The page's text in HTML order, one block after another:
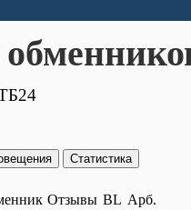
Отзывы BL Арб.